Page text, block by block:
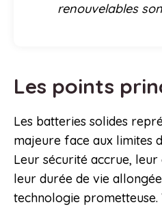
renouvelables
Les points
Les batteries solides
majeure face aux limites
Leur sécurité accrue,
leur durée de vie
technologie